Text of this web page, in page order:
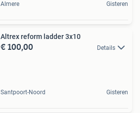
Almere Gisteren
Altrex reform ladder 3x10
€ 100,00 Details
Santpoort-Noord Gisteren